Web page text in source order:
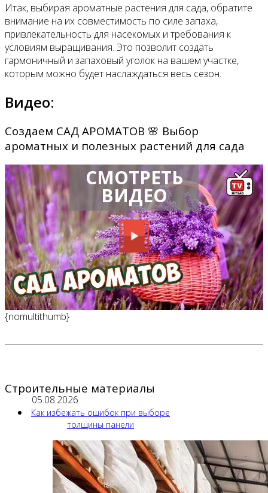
Итак, выбирая ароматные растения для сада, обратите
внимание на их совместимость по силе запаха,
привлекательность для насекомых и требования к
условиям выращивания. Это позволит создать
гармоничный и запаховый уголок на вашем участке,
которым можно будет наслаждаться весь сезон.
Видео:
Создаем САД АРОМАТОВ 🌸 Выбор
ароматных и полезных растений для сада
СМОТРЕТЬ
ВИДЕО
{nomultithumb}
Строительные материалы
05.08.2026
Как избежать ошибок при выборе
толщины панели